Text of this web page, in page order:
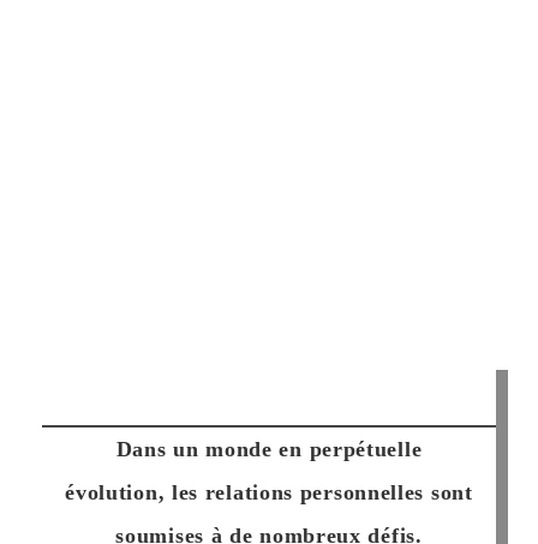
Dans un monde en perpétuelle
évolution, les relations personnelles sont
soumises à de nombreux défis.